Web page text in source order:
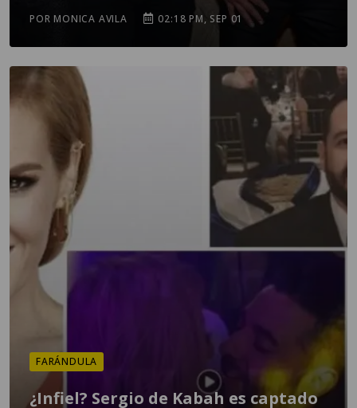
POR MONICA AVILA 02:18 PM, SEP 01
FARÁNDULA
¿Infiel? Sergio de Kabah es captado